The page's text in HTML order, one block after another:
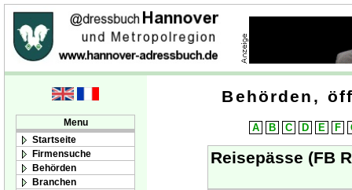
Menu
Startseite
Firmensuche
Behörden
Branchen
Behörden,
A B C D E F
Reisepässe (FB